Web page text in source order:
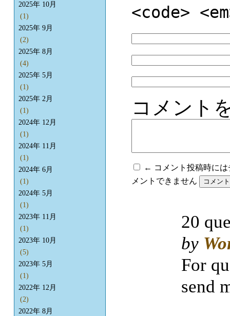
<code>
コメント
← コメント投稿時に
メントできません
2025年 10月
(1)
2025年 9月
(2)
2025年 8月
(4)
2025年 5月
(1)
2025年 2月
(1)
2024年 12月
(1)
2024年 11月
(1)
2024年 6月
(1)
2024年 5月
(1)
2023年 11月
(1)
2023年 10月
(5)
2023年 5月
(1)
2022年 12月
(2)
2022年 8月
20
by
For
send